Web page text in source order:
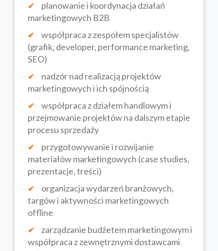
planowanie i koordynacja działań
marketingowych B2B
współpraca z zespołem specjalistów
(grafik, developer, performance marketing,
SEO)
nadzór nad realizacją projektów
marketingowych i ich spójnością
współpraca z działem handlowym i
przejmowanie projektów na dalszym etapie
procesu sprzedaży
przygotowywanie i rozwijanie
materiałów marketingowych (case studies,
prezentacje, treści)
organizacja wydarzeń branżowych,
targów i aktywności marketingowych
offline
zarządzanie budżetem marketingowym i
współpraca z zewnętrznymi dostawcami